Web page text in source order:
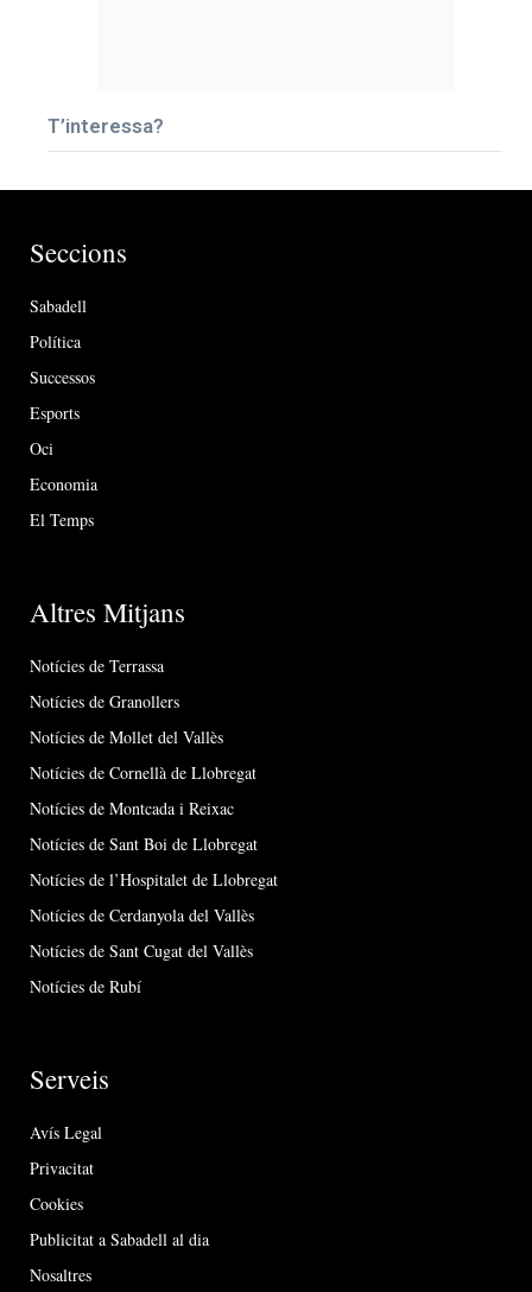
T’interessa?
Seccions
Sabadell
Política
Successos
Esports
Oci
Economia
El Temps
Altres Mitjans
Notícies de Terrassa
Notícies de Granollers
Notícies de Mollet del Vallès
Notícies de Cornellà de Llobregat
Notícies de Montcada i Reixac
Notícies de Sant Boi de Llobregat
Notícies de l’Hospitalet de Llobregat
Notícies de Cerdanyola del Vallès
Notícies de Sant Cugat del Vallès
Notícies de Rubí
Serveis
Avís Legal
Privacitat
Cookies
Publicitat a Sabadell al dia
Nosaltres